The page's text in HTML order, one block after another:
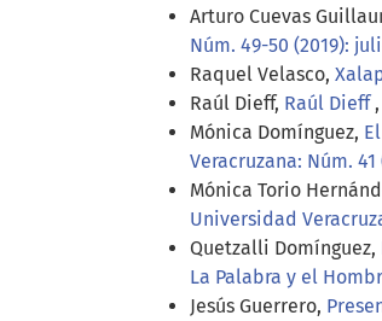
Arturo Cuevas
Núm. 49-50 (2019):
Raquel Velasco,
Raúl Dieff, Raúl Dieff,
Mónica Domínguez,
Veracruzana: Núm.
Mónica Torio
Universidad
Quetzalli Domínguez,
La Palabra y el
Jesús Guerrero,